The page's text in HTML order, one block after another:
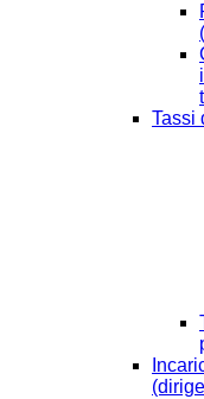
Tassi